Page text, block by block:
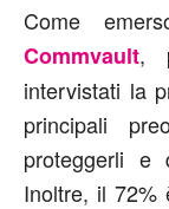
Come
Commvault,
intervistati la
principali
proteggerli e
Inoltre, il 72%